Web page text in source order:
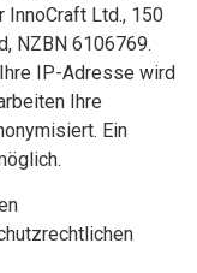
InnoCraft Ltd., 150
NZBN 6106769.
IP-Adresse wird
Ihre
Ein